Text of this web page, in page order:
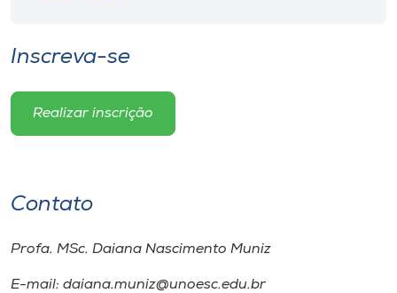
Inscreva-se
Realizar inscrição
Contato
Profa. MSc. Daiana Nascimento Muniz
E-mail: daiana.muniz@unoesc.edu.br